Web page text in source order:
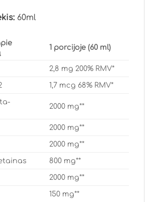
60ml
1 porcijoje (60 ml)
2,8 mg 200% RMV*
1,7 mcg 68% RMV*
2000 mg**
2000 mg**
2000 mg**
800 mg**
2000 mg**
150 mg**